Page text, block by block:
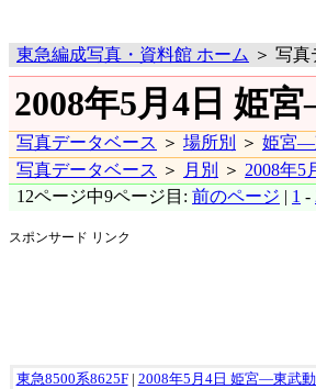
東急編成写真・資料館 ホーム ＞ 写
2008年5月4日 姫
写真データベース ＞ 場所別 ＞ 姫宮―
写真データベース ＞ 月別 ＞ 2008年5
12ページ中9ページ目: 前のページ | 1 -
スポンサード リンク
東急8500系8625F| 2008年5月4日 姫宮―東武